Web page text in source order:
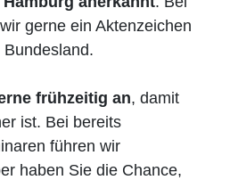
gerne ein Aktenzeichen
frühzeitig an, damit
ist. Bei bereits
führen wir
haben Sie die Chance,